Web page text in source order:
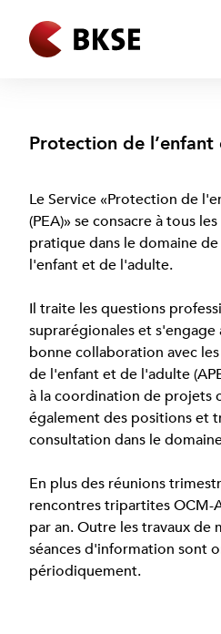
Protection de
Le Service «Protection de
(PEA)» se consacre à tous
pratique dans le domaine
l'enfant et de l'adulte.
Il traite les questions
suprarégionales et
bonne collaboration avec
de l'enfant et de l'adulte
à la coordination de projets
également des positions et
consultation dans le
En plus des réunions
rencontres tripartites OCM-
par an. Outre les travaux de
séances d'information sont
périodiquement.